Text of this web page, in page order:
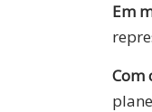
Em
Com